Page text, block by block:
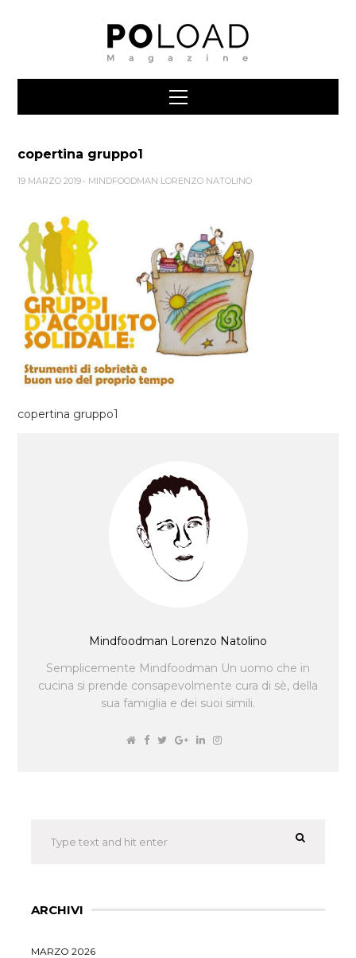
copertina gruppo1
19 MARZO 2019 MINDFOODMAN LORENZO NATOLINO
copertina gruppo1
Mindfoodman Lorenzo Natolino
Semplicemente Mindfoodman Un uomo che in
cucina si prende consapevolmente cura di sè, della
sua famiglia e dei suoi simili.
ARCHIVI
MARZO 2026